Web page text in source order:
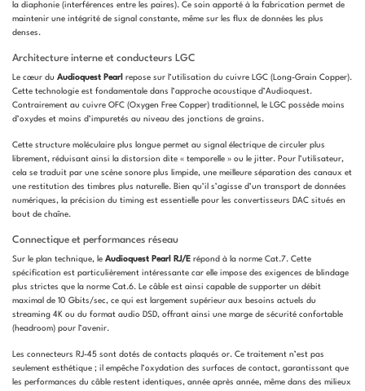
la diaphonie (interférences entre les paires). Ce soin apporté à la fabrication permet de
maintenir une intégrité de signal constante, même sur les flux de données les plus
denses.
Architecture interne et conducteurs LGC
Le cœur du Audioquest Pearl repose sur l’utilisation du cuivre LGC (Long-Grain Copper).
Cette technologie est fondamentale dans l’approche acoustique d’Audioquest.
Contrairement au cuivre OFC (Oxygen Free Copper) traditionnel, le LGC possède moins
d’oxydes et moins d’impuretés au niveau des jonctions de grains.
Cette structure moléculaire plus longue permet au signal électrique de circuler plus
librement, réduisant ainsi la distorsion dite « temporelle » ou le jitter. Pour l’utilisateur,
cela se traduit par une scène sonore plus limpide, une meilleure séparation des canaux et
une restitution des timbres plus naturelle. Bien qu’il s’agisse d’un transport de données
numériques, la précision du timing est essentielle pour les convertisseurs DAC situés en
bout de chaîne.
Connectique et performances réseau
Sur le plan technique, le Audioquest Pearl RJ/E répond à la norme Cat.7. Cette
spécification est particulièrement intéressante car elle impose des exigences de blindage
plus strictes que la norme Cat.6. Le câble est ainsi capable de supporter un débit
maximal de 10 Gbits/sec, ce qui est largement supérieur aux besoins actuels du
streaming 4K ou du format audio DSD, offrant ainsi une marge de sécurité confortable
(headroom) pour l’avenir.
Les connecteurs RJ-45 sont dotés de contacts plaqués or. Ce traitement n’est pas
seulement esthétique ; il empêche l’oxydation des surfaces de contact, garantissant que
les performances du câble restent identiques, année après année, même dans des milieux